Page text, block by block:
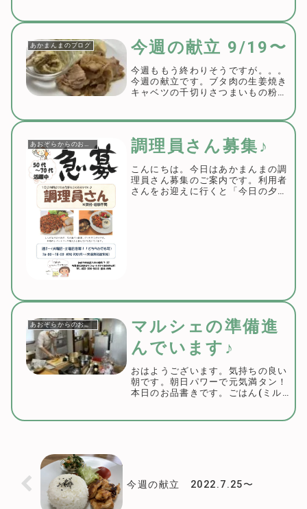
した。なんだか雨の日もおしゃれに
過ごせそうな単語です。さて、今日
は忘れ物のお...
あかまんまのブログ 今週の献立 9/19〜
今週ももう終わりそうですが。。。
今週の献立です。ブタ肉の生姜焼き
キャベツの千切りさつまいもの粉ふ
道端に咲いているということは雑草
の部類なのでしょうか？そうとは思
えないくらいの...
あおぞらからのお知らせ 調理員さん募集♪
こんにちは。今日はあかまんまの調
理員さん募集のご案内です。利用者
さんをお迎えに行くと「今日の夕飯
あおぞらからのお知らせ
マルシェの準備進
んでいます♪
おはようございます。気持ちの良い
朝です。朝日パワーで元気満タン！
本日のお品書きです。ごはん(ミル
今週の献立 2022.7.25〜